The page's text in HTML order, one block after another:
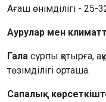
Ағаш өнімділігі - 25-
Аурулар мен
Гала сұрпы қотырға,
төзімділігі орташа.
Сапалық